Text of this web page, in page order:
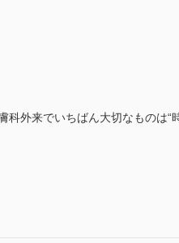
外来でいちばん大切なものは“